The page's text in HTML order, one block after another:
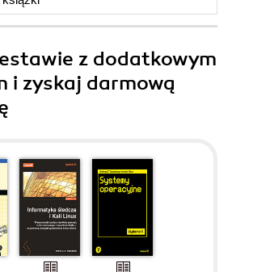
z dodatkowym
i zyskaj darmową